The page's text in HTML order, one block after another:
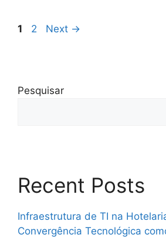
1 2 Next →
Pesquisar
Recent Posts
Infraestrutura de TI na
Convergência Tecnológica